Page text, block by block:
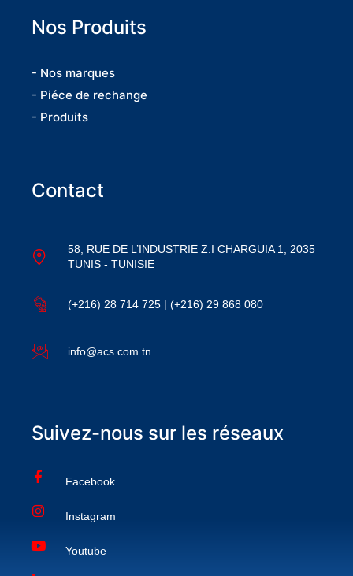
Nos Produits
- Nos marques
- Piéce de rechange
- Produits
Contact
58, RUE DE L’INDUSTRIE Z.I CHARGUIA 1, 2035
TUNIS - TUNISIE
(+216) 28 714 725 | (+216) 29 868 080
info@acs.com.tn
Suivez-nous sur les réseaux
Facebook
Instagram
Youtube